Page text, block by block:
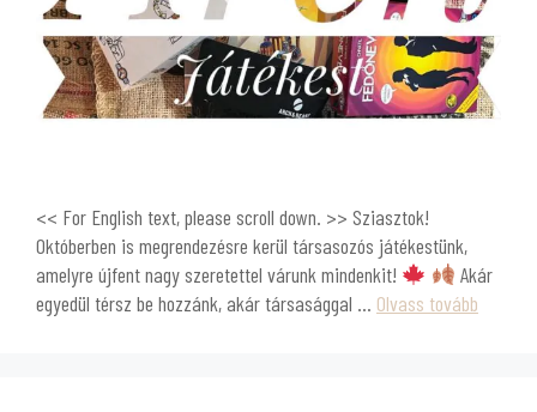
<< For English text, please scroll down. >> Sziasztok!
Októberben is megrendezésre kerül társasozós játékestünk,
amelyre újfent nagy szeretettel várunk mindenkit!
Akár
egyedül térsz be hozzánk, akár társasággal … Olvass tovább